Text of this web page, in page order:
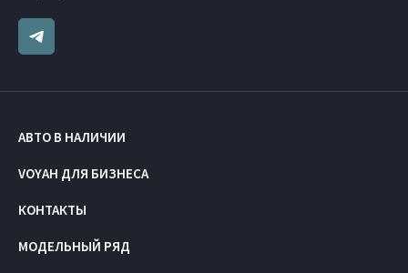
АВТО В НАЛИЧИИ
VOYAH ДЛЯ БИЗНЕСА
КОНТАКТЫ
МОДЕЛЬНЫЙ РЯД